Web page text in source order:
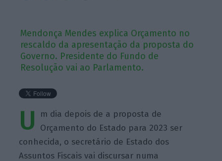
Mendonça Mendes explica Orçamento no
rescaldo da apresentação da proposta do
Governo. Presidente do Fundo de
Resolução vai ao Parlamento.
U
m dia depois de a proposta de
Orçamento do Estado para 2023 ser
conhecida, o secretário de Estado dos
Assuntos Fiscais vai discursar numa